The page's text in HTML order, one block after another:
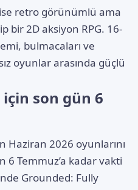
retro görünümlü ama
bir 2D aksiyon RPG. 16-
bulmacaları ve
oyunlar arasında güçlü
son gün 6
Haziran 2026 oyunlarını
Temmuz’a kadar vakti
Grounded: Fully